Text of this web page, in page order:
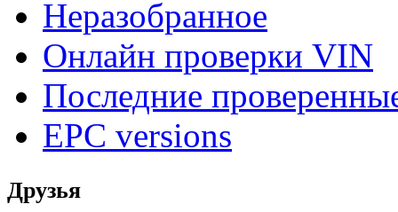
Неразобранное
Онлайн проверки VIN
Последние
EPC versions
Друзья